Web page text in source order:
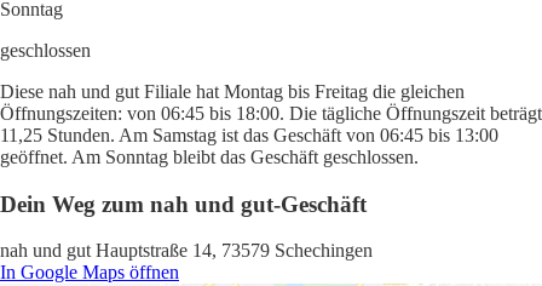
Sonntag
geschlossen
Diese nah und gut Filiale hat Montag bis Freitag die gleichen
Öffnungszeiten: von 06:45 bis 18:00. Die tägliche Öffnungszeit beträgt
11,25 Stunden. Am Samstag ist das Geschäft von 06:45 bis 13:00
geöffnet. Am Sonntag bleibt das Geschäft geschlossen.
Dein Weg zum nah und gut-Geschäft
nah und gut Hauptstraße 14, 73579 Schechingen
In Google Maps öffnen